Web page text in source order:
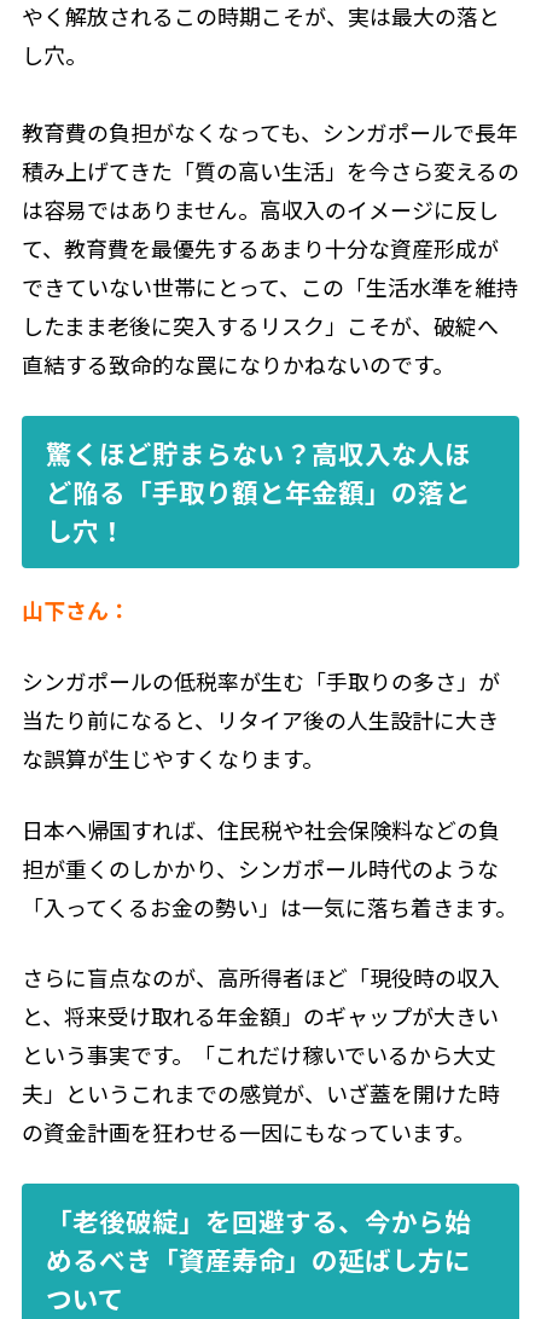
やく解放されるこの時期こそが、実は最大の落と
し穴。
教育費の負担がなくなっても、シンガポールで長年
積み上げてきた「質の高い生活」を今さら変えるの
は容易ではありません。高収入のイメージに反し
て、教育費を最優先するあまり十分な資産形成が
できていない世帯にとって、この「生活水準を維持
したまま老後に突入するリスク」こそが、破綻へ
直結する致命的な罠になりかねないのです。
驚くほど貯まらない？高収入な人ほ
ど陥る「手取り額と年金額」の落と
し穴！
山下さん：
シンガポールの低税率が生む「手取りの多さ」が
当たり前になると、リタイア後の人生設計に大き
な誤算が生じやすくなります。
日本へ帰国すれば、住民税や社会保険料などの負
担が重くのしかかり、シンガポール時代のような
「入ってくるお金の勢い」は一気に落ち着きます。
さらに盲点なのが、高所得者ほど「現役時の収入
と、将来受け取れる年金額」のギャップが大きい
という事実です。「これだけ稼いでいるから大丈
夫」というこれまでの感覚が、いざ蓋を開けた時
の資金計画を狂わせる一因にもなっています。
「老後破綻」を回避する、今から始
めるべき「資産寿命」の延ばし方に
ついて